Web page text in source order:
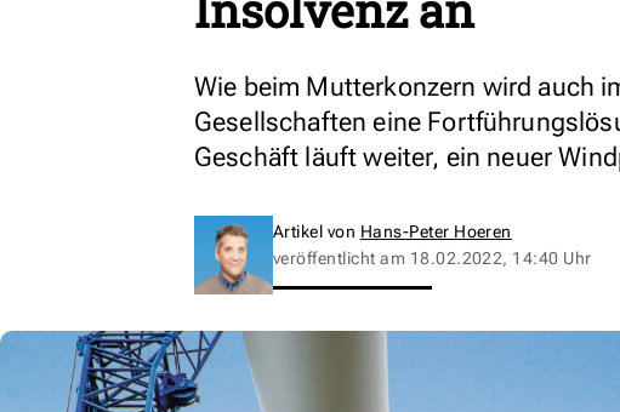
Wie beim Mutterkonzern wird auch
Gesellschaften eine
Geschäft läuft weiter, ein neuer
Artikel von Hans-Peter Hoeren
veröffentlicht am 18.02.2022, 14:40 Uhr